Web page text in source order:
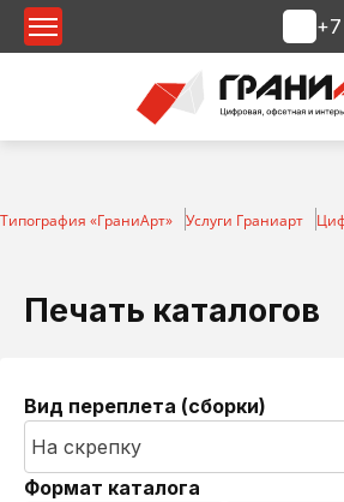
Срочная
Типография «ГраниАрт» Услуги Граниарт
Печать каталогов
Вид переплета (сборки)
Формат каталога